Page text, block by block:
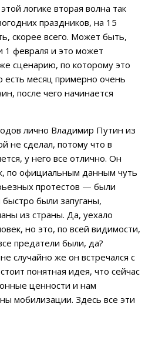
логике вторая волна так
праздников, на 15
скорее всего. Может быть,
1 февраля и это может
сценарию, по которому это
есть месяц примерно очень
после чего начинается
лично Владимир Путин из
не сделал, потому что в
у него все отлично. Он
по официальным данным чуть
протестов — были
были запуганы,
из страны. Да, уехало
но это, по всей видимости,
предатели были, да?
случайно же он встречался с
понятная идея, что сейчас
ценности и нам
мобилизации. Здесь все эти